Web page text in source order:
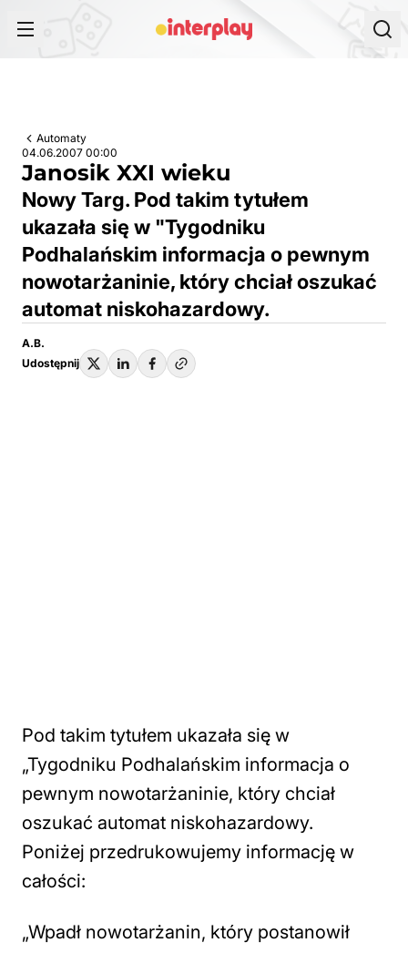
Automaty
04.06.2007 00:00
Janosik XXI wieku
Nowy Targ. Pod takim tytułem
ukazała się w "Tygodniku
Podhalańskim informacja o pewnym
nowotarżaninie, który chciał oszukać
automat niskohazardowy.
A.B.
Udostępnij
Pod takim tytułem ukazała się w
„Tygodniku Podhalańskim informacja o
pewnym nowotarżaninie, który chciał
oszukać automat niskohazardowy.
Poniżej przedrukowujemy informację w
całości:
„Wpadł nowotarżanin, który postanowił